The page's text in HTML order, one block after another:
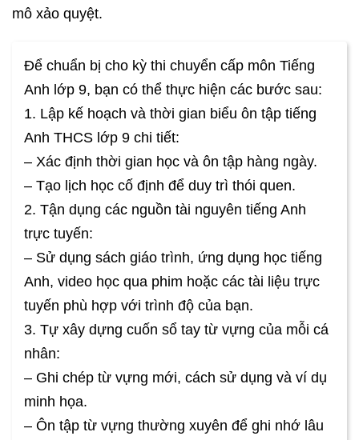
mô xảo quyệt.
Để chuẩn bị cho kỳ thi chuyển cấp môn Tiếng
Anh lớp 9, bạn có thể thực hiện các bước sau:
1. Lập kế hoạch và thời gian biểu ôn tập tiếng
Anh THCS lớp 9 chi tiết:
– Xác định thời gian học và ôn tập hàng ngày.
– Tạo lịch học cố định để duy trì thói quen.
2. Tận dụng các nguồn tài nguyên tiếng Anh
trực tuyến:
– Sử dụng sách giáo trình, ứng dụng học tiếng
Anh, video học qua phim hoặc các tài liệu trực
tuyến phù hợp với trình độ của bạn.
3. Tự xây dựng cuốn sổ tay từ vựng của mỗi cá
nhân:
– Ghi chép từ vựng mới, cách sử dụng và ví dụ
minh họa.
– Ôn tập từ vựng thường xuyên để ghi nhớ lâu